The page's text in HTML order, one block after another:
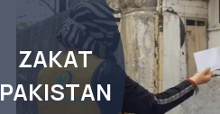
ZAKAT
PAKISTAN